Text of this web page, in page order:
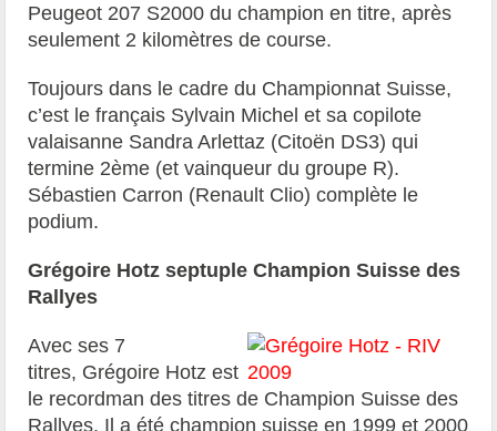
Peugeot 207 S2000 du champion en titre, après
seulement 2 kilomètres de course.
Toujours dans le cadre du Championnat Suisse,
c’est le français Sylvain Michel et sa copilote
valaisanne Sandra Arlettaz (Citoën DS3) qui
termine 2ème (et vainqueur du groupe R).
Sébastien Carron (Renault Clio) complète le
podium.
Grégoire Hotz septuple Champion Suisse des
Rallyes
Avec ses 7
titres, Grégoire Hotz est
le recordman des titres de Champion Suisse des
Rallyes. Il a été champion suisse en 1999 et 2000